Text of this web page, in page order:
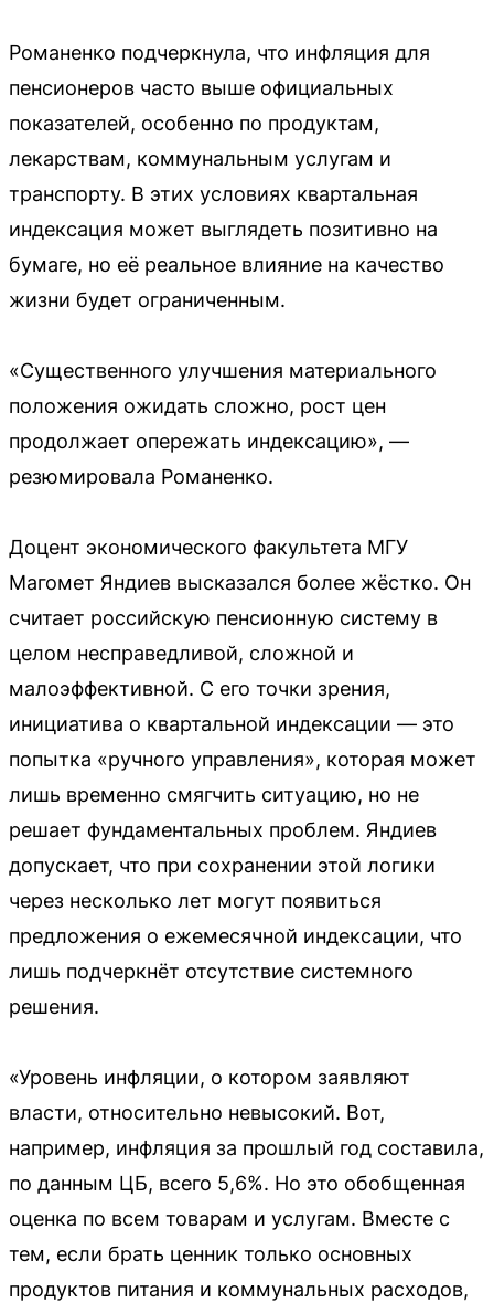
Романенко подчеркнула, что инфляция для
пенсионеров часто выше официальных
показателей, особенно по продуктам,
лекарствам, коммунальным услугам и
транспорту. В этих условиях квартальная
индексация может выглядеть позитивно на
бумаге, но её реальное влияние на качество
жизни будет ограниченным.
«Существенного улучшения материального
положения ожидать сложно, рост цен
продолжает опережать индексацию», —
резюмировала Романенко.
Доцент экономического факультета МГУ
Магомет Яндиев высказался более жёстко. Он
считает российскую пенсионную систему в
целом несправедливой, сложной и
малоэффективной. С его точки зрения,
инициатива о квартальной индексации — это
попытка «ручного управления», которая может
лишь временно смягчить ситуацию, но не
решает фундаментальных проблем. Яндиев
допускает, что при сохранении этой логики
через несколько лет могут появиться
предложения о ежемесячной индексации, что
лишь подчеркнёт отсутствие системного
решения.
«Уровень инфляции, о котором заявляют
власти, относительно невысокий. Вот,
например, инфляция за прошлый год составила,
по данным ЦБ, всего 5,6%. Но это обобщенная
оценка по всем товарам и услугам. Вместе с
тем, если брать ценник только основных
продуктов питания и коммунальных расходов,